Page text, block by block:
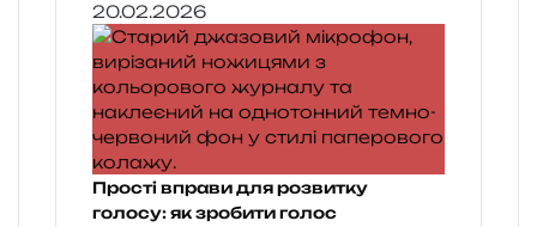
20.02.2026
Прості вправи для розвитку
голосу: як зробити голос